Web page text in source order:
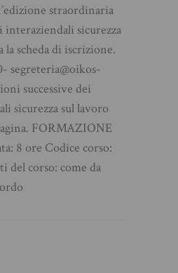
straordinaria
interaziendali sicurezza
la scheda di iscrizione.
segreteria@oikos-
successive dei
sicurezza sul lavoro
FORMAZIONE
8 ore Codice corso:
del corso: come da